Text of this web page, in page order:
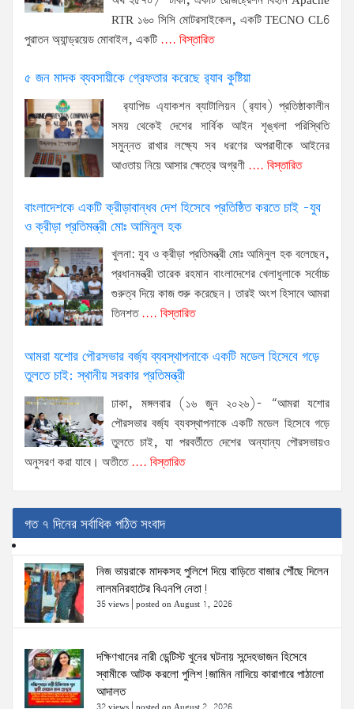
RTR ১৬০ সিসি মোটরসাইকেল, একটি TECNO CL6
পুরাতন অ্যান্ড্রয়েড মোবাইল, একটি .... বিস্তারিত
৫ জন মাদক ব্যবসায়ীকে গ্রেফতার করেছে র‌্যাব কুষ্টিয়া
র‌্যাপিড এ্যাকশন ব্যাটালিয়ন (র‌্যাব) প্রতিষ্ঠাকালীন
সময় থেকেই দেশের সার্বিক আইন শৃঙ্খলা পরিস্থিতি
সমুন্নত রাখার লক্ষ্যে সব ধরণের অপরাধীকে আইনের
আওতায় নিয়ে আসার ক্ষেত্রে অগ্রণী .... বিস্তারিত
বাংলাদেশকে একটি ক্রীড়াবান্ধব দেশ হিসেবে প্রতিষ্ঠিত করতে চাই -যুব
ও ক্রীড়া প্রতিমন্ত্রী মোঃ আমিনুল হক
খুলনা: যুব ও ক্রীড়া প্রতিমন্ত্রী মোঃ আমিনুল হক বলেছেন,
প্রধানমন্ত্রী তারেক রহমান বাংলাদেশের খেলাধুলাকে সর্বোচ্চ
গুরুত্ব দিয়ে কাজ শুরু করেছেন। তারই অংশ হিসাবে আমরা
তিনশত.... বিস্তারিত
আমরা যশোর পৌরসভার বর্জ্য ব্যবস্থাপনাকে একটি মডেল হিসেবে গড়ে
তুলতে চাই: স্থানীয় সরকার প্রতিমন্ত্রী
ঢাকা, মঙ্গলবার (১৬ জুন ২০২৬)- “আমরা যশোর
পৌরসভার বর্জ্য ব্যবস্থাপনাকে একটি মডেল হিসেবে গড়ে
তুলতে চাই, যা পরবর্তীতে দেশের অন্যান্য পৌরসভায়ও
অনুসরণ করা যাবে। অতীতে.... বিস্তারিত
গত ৭ দিনের সর্বাধিক পঠিত সংবাদ
নিজ ভায়রাকে মাদকসহ পুলিশে দিয়ে বাড়িতে বাজার পৌঁছে দিলেন
লালমনিরহাটের বিএনপি নেতা!
35 views posted on August 1, 2026
দক্ষিণখানের নারী ডেন্টিস্ট খুনের ঘটনায় সন্দেহভাজন হিসেবে
স্বামীকে আটক করলো পুলিশ!জামিন নাদিয়ে কারাগারে পাঠালো
আদালত